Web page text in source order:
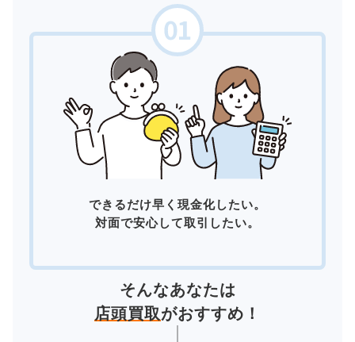
できるだけ早く現金化したい。
対面で安心して取引したい。
そんなあなたは
店頭買取がおすすめ！